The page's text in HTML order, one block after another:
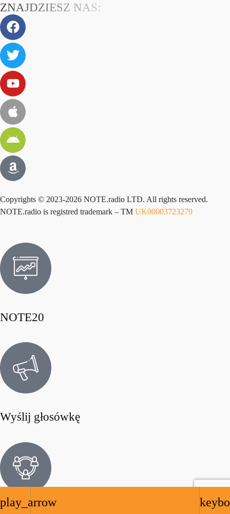
play_arrow
ZNAJDZIESZ NAS:
Copyrights © 2023-2026 NOTE.radio LTD. All rights reserved.
NOTE.radio is registred trademark – TM UK00003723279
NOTE20
Wyślij głosówkę